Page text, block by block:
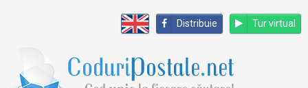
Distribuie Tur virtual